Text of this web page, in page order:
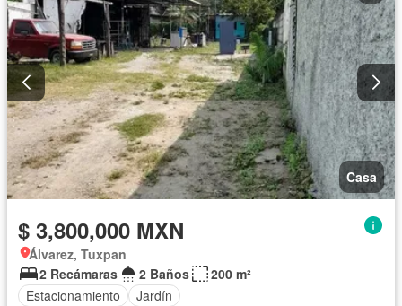
Casa
$ 3,800,000 MXN
Álvarez, Tuxpan
2 Recámaras
2 Baños
200 m²
Estacionamiento
Jardín